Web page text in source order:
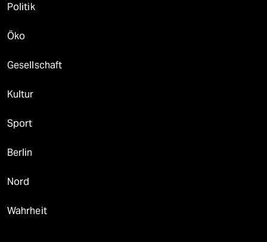
Politik
Öko
Gesellschaft
Kultur
Sport
Berlin
Nord
Wahrheit